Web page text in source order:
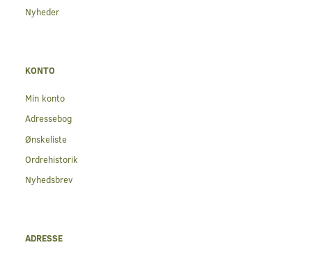
Nyheder
KONTO
Min konto
Adressebog
Ønskeliste
Ordrehistorik
Nyhedsbrev
ADRESSE